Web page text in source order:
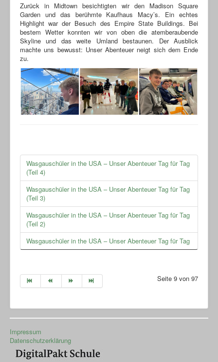
Zurück in Midtown besichtigten wir den Madison Square
Garden und das berühmte Kaufhaus Macy’s. Ein echtes
Highlight war der Besuch des Empire State Buildings. Bei
bestem Wetter konnten wir von oben die atemberaubende
Skyline und das weite Umland bestaunen. Der Ausblick
machte uns bewusst: Unser Abenteuer neigt sich dem Ende
zu.
Wasgauschüler in the USA – Unser Abenteuer Tag für Tag
(Teil 4)
Wasgauschüler in the USA – Unser Abenteuer Tag für Tag
(Teil 3)
Wasgauschüler in the USA – Unser Abenteuer Tag für Tag
(Teil 2)
Wasgauschüler in the USA – Unser Abenteuer Tag für Tag
Seite 9 von 97
Impressum
Datenschutzerklärung